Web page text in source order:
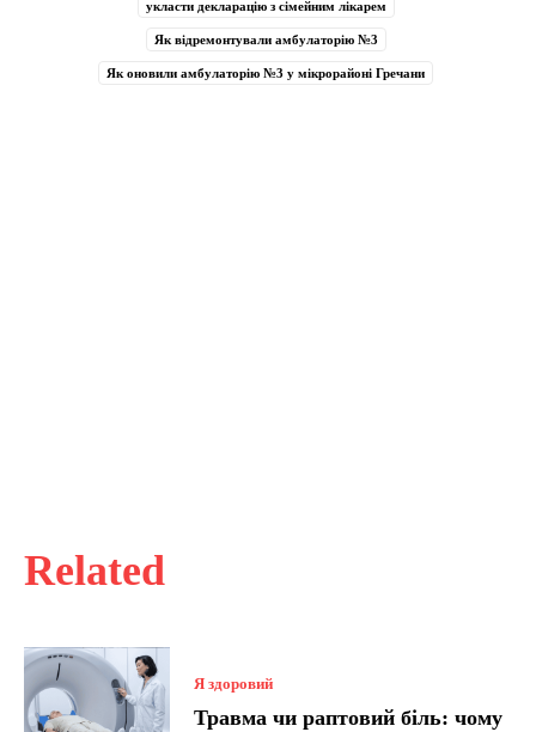
Related
Я здоровий
Травма чи раптовий біль: чому
укласти декларацію з сімейним лікарем
Як відремонтували амбулаторію №3
Як оновили амбулаторію №3 у мікрорайоні Гречани